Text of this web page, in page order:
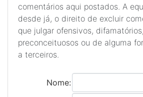
comentários aqui postados. A
desde já, o direito de excluir
que julgar ofensivos,
preconceituosos ou de alguma
a terceiros.
Nome: